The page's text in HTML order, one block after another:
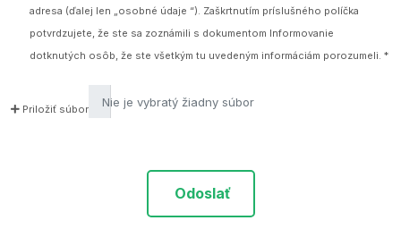
adresa (ďalej len „osobné údaje “). Zaškrtnutím príslušného políčka
potvrdzujete, že ste sa zoznámili s dokumentom Informovanie
dotknutých osôb, že ste všetkým tu uvedeným informáciám porozumeli. *
Priložiť súbor
Odoslať